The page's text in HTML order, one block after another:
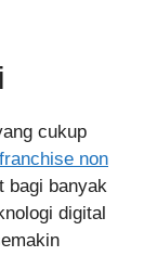
cukup
non
bagi banyak
digital